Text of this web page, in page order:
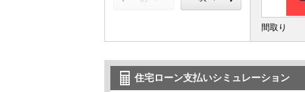
間取り
住宅ローン支払いシミュレーション